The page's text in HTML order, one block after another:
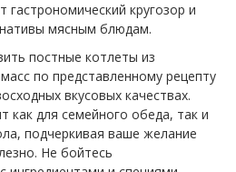
гастрономический кругозор и
мясным блюдам.
постные котлеты из
по представленному рецепту
вкусовых качествах.
как для семейного обеда, так и
подчеркивая ваше желание
Не бойтесь